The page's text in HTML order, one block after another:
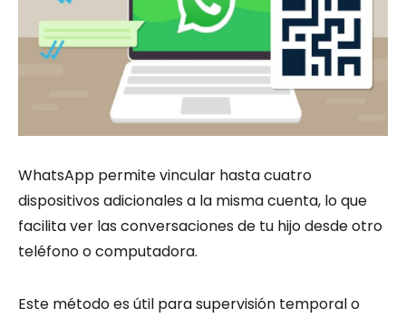
WhatsApp permite vincular hasta cuatro
dispositivos adicionales a la misma cuenta, lo que
facilita ver las conversaciones de tu hijo desde otro
teléfono o computadora.
Este método es útil para supervisión temporal o